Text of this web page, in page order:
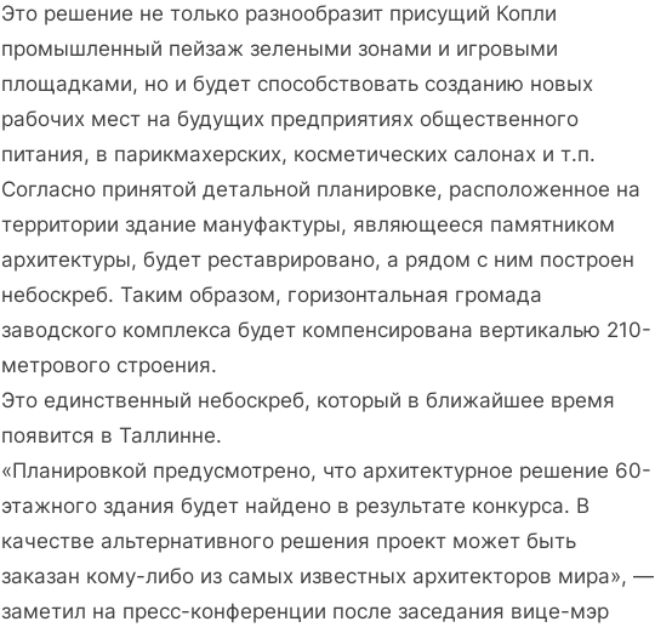
Это решение не только разнообразит присущий Копли
промышленный пейзаж зелеными зонами и игровыми
площадками, но и будет способствовать созданию новых
рабочих мест на будущих предприятиях общественного
питания, в парикмахерских, косметических салонах и т.п.
Согласно принятой детальной планировке, расположенное на
территории здание мануфактуры, являющееся памятником
архитектуры, будет реставрировано, а рядом с ним построен
небоскреб. Таким образом, горизонтальная громада
заводского комплекса будет компенсирована вертикалью 210-
метрового строения.
Это единственный небоскреб, который в ближайшее время
появится в Таллинне.
«Планировкой предусмотрено, что архитектурное решение 60-
этажного здания будет найдено в результате конкурса. В
качестве альтернативного решения проект может быть
заказан кому-либо из самых известных архитекторов мира», —
заметил на пресс-конференции после заседания вице-мэр